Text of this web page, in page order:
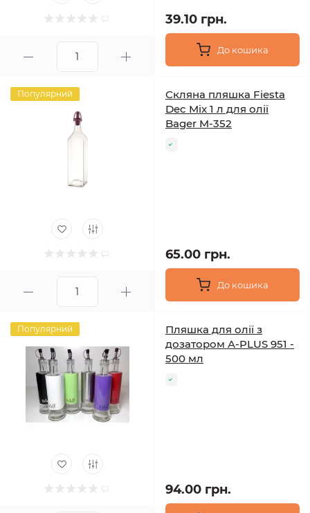
39.10 грн.
До кошика
Популярний
Скляна пляшка Fiesta
Dec Mix 1 л для олії
Bager M-352
65.00 грн.
До кошика
Популярний
Пляшка для олії з
дозатором A-PLUS 951 -
500 мл
94.00 грн.